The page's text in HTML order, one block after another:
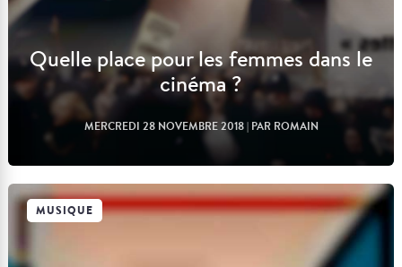
Quelle place pour les femmes dans le
cinéma ?
MERCREDI 28 NOVEMBRE 2018| PAR ROMAIN
MUSIQUE